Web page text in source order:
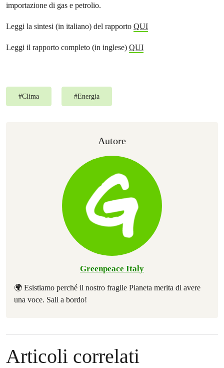
importazione di gas e petrolio.
Leggi la sintesi (in italiano) del rapporto QUI
Leggi il rapporto completo (in inglese) QUI
#Clima #Energia
Autore
Greenpeace Italy
🌍 Esistiamo perché il nostro fragile Pianeta merita di avere
una voce. Sali a bordo!
Articoli correlati